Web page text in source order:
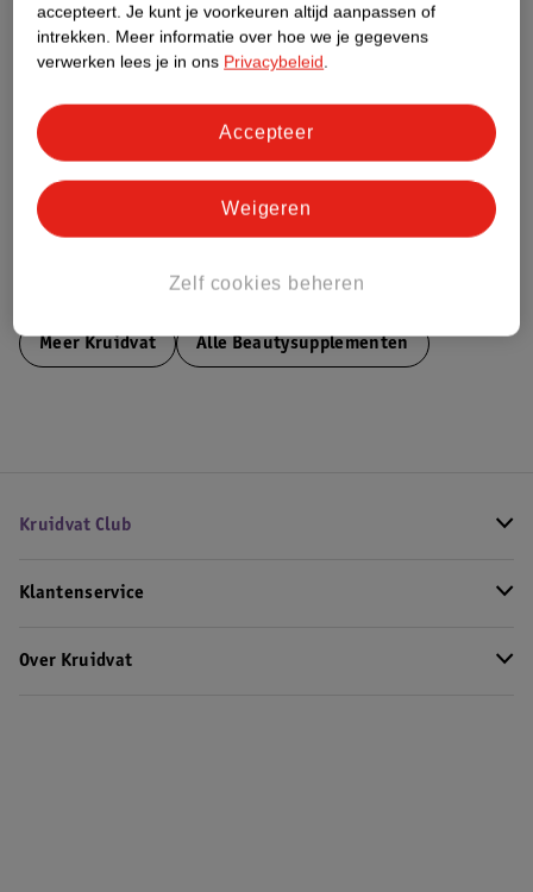
Nature Impact Score
Dit product heeft (nog) geen Nature
Meer informatie
Bestel & Bezorginformatie
Meer Kruidvat Alle Beautysupplementen
Kruidvat Club
Klantenservice
Over Kruidvat
accepteert. Je kunt je voorkeuren altijd aanpassen of
intrekken. Meer informatie over hoe we je gegevens
verwerken lees je in ons Privacybeleid.
Zelf cookies beheren
Weigeren
Accepteer